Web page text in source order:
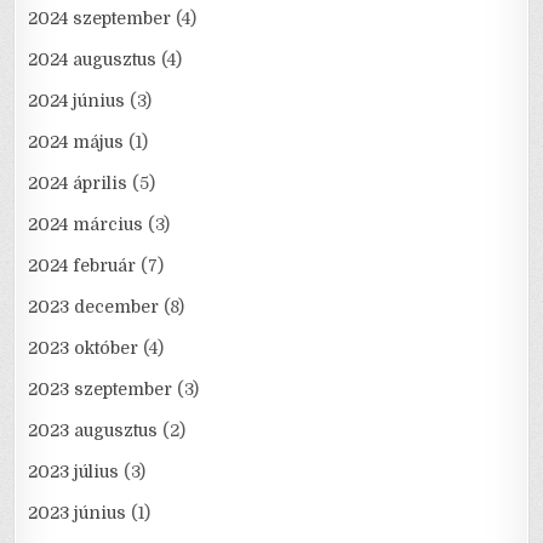
2024 szeptember (4)
2024 augusztus (4)
2024 június (3)
2024 május (1)
2024 április (5)
2024 március (3)
2024 február (7)
2023 december (8)
2023 október (4)
2023 szeptember (3)
2023 augusztus (2)
2023 július (3)
2023 június (1)